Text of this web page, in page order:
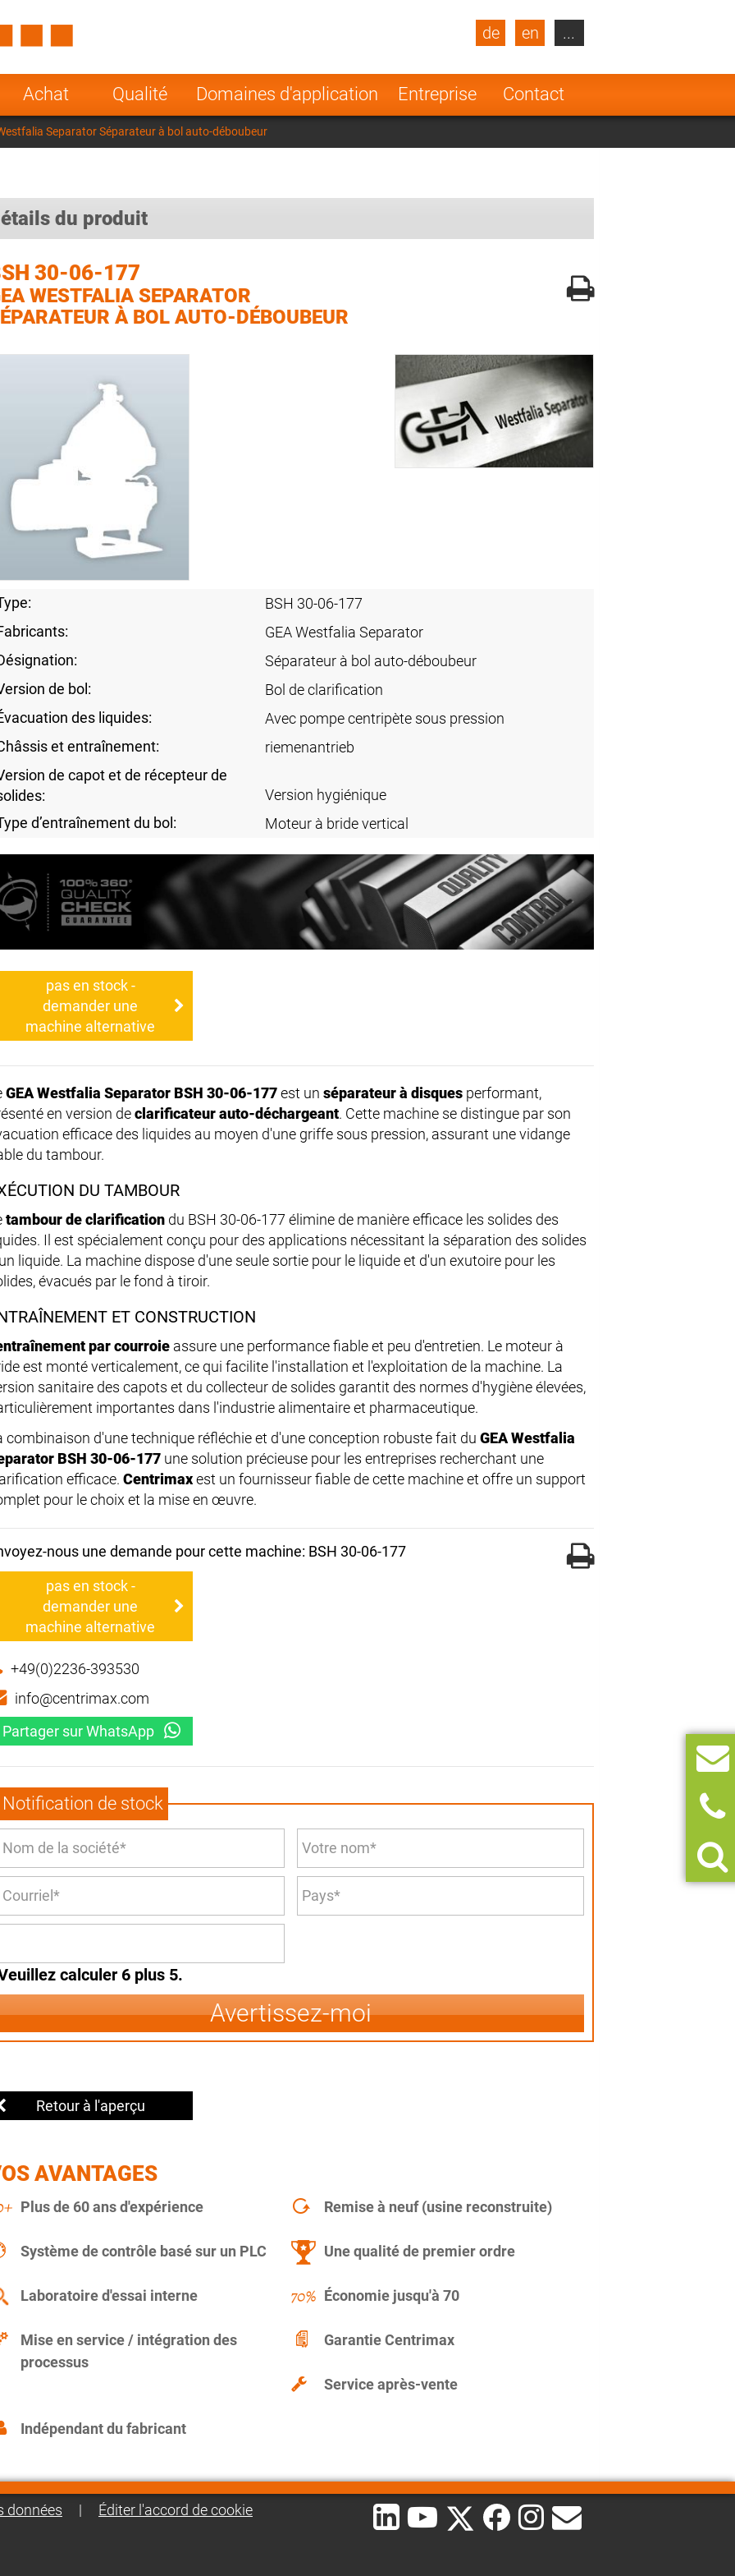
Achat Qualité Domaines d'application Entreprise Contact
de en
Turkey
Poland Norway
Netherlands
Greece
...
Separator Séparateur à bol auto-déboubeur
du produit
30-06-177
WESTFALIA SEPARATOR
À BOL AUTO-DÉBOUBEUR
BSH 30-06-177
GEA Westfalia Separator
Séparateur à bol auto-déboubeur
de bol:
Bol de clarification
des liquides:
Avec pompe centripète sous pression
et entraînement:
riemenantrieb
de capot et de récepteur de
Version hygiénique
d’entraînement du bol:
Moteur à bride vertical
pas en stock -
demander une
machine alternative
GEA Westfalia Separator BSH 30-06-177est un séparateur à disques performant,
en version declarificateur auto-déchargeant. Cette machine se distingue par son
efficace des liquides au moyen d'une griffe sous pression, assurant une vidange
du tambour.
DU TAMBOUR
tambour de clarification du BSH 30-06-177 élimine de manière efficace les solides des
Il est spécialement conçu pour des applications nécessitant la séparation des solides
liquide. La machine dispose d'une seule sortie pour le liquide et d'un exutoire pour les
évacués par le fond à tiroir.
ET CONSTRUCTION
par courroie assure une performance fiable et peu d'entretien. Le moteur à
est monté verticalement, ce qui facilite l'installation et l'exploitation de la machine. La
sanitaire des capots et du collecteur de solides garantit des normes d'hygiène élevées,
importantes dans l'industrie alimentaire et pharmaceutique.
combinaison d'une technique réfléchie et d'une conception robuste fait du GEA Westfalia
BSH 30-06-177 une solution précieuse pour les entreprises recherchant une
efficace. Centrimaxest un fournisseur fiable de cette machine et offre un support
pour le choix et la mise en œuvre.
nous une demande pour cette machine: BSH 30-06-177
pas en stock -
demander une
machine alternative
+49(0)2236-393530
info@centrimax.com
Partager sur WhatsApp
Notification de stock
calculer 6 plus 5.
Avertissez-moi
Retour à l'aperçu
AVANTAGES
Plus de 60 ans d'expérience Remise à neuf (usine reconstruite)
Système de contrôle basé sur un PLC Une qualité de premier ordre
Laboratoire d'essai interne Économie jusqu'à 70
Mise en service / intégration des
processus
Garantie Centrimax
Service après-vente
Indépendant du fabricant
données | Éditer l'accord de cookie